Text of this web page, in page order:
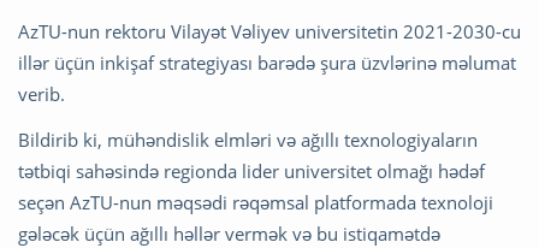
AzTU-nun rektoru Vilayət Vəliyev universitetin 2021-2030-cu
illər üçün inkişaf strategiyası barədə şura üzvlərinə məlumat
verib.
Bildirib ki, mühəndislik elmləri və ağıllı texnologiyaların
tətbiqi sahəsində regionda lider universitet olmağı hədəf
seçən AzTU-nun məqsədi rəqəmsal platformada texnoloji
gələcək üçün ağıllı həllər vermək və bu istiqamətdə